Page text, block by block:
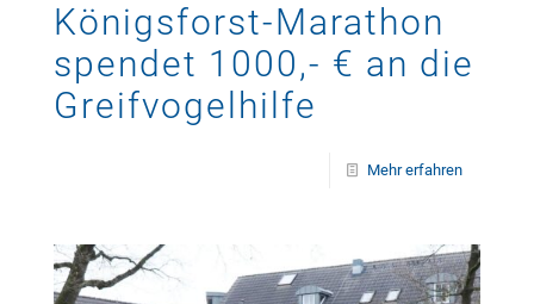
Königsforst-Marathon
spendet 1000,- € an die
Greifvogelhilfe
Mehr erfahren